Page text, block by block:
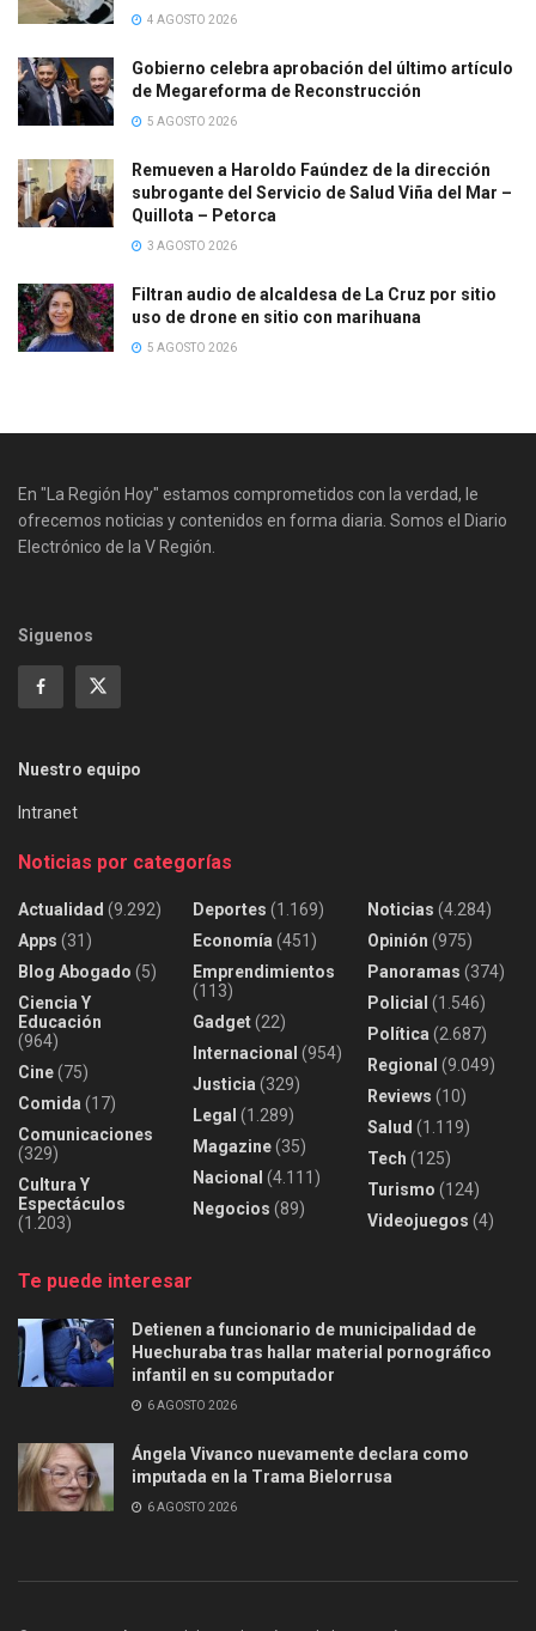
4 AGOSTO 2026
Gobierno celebra aprobación del último artículo
de Megareforma de Reconstrucción
5 AGOSTO 2026
Remueven a Haroldo Faúndez de la dirección
subrogante del Servicio de Salud Viña del Mar –
Quillota – Petorca
3 AGOSTO 2026
Filtran audio de alcaldesa de La Cruz por sitio
uso de drone en sitio con marihuana
5 AGOSTO 2026
En "La Región Hoy" estamos comprometidos con la verdad, le
ofrecemos noticias y contenidos en forma diaria. Somos el Diario
Electrónico de la V Región.
Siguenos
Nuestro equipo
Intranet
Noticias por categorías
Actualidad (9.292)
Apps (31)
Blog Abogado (5)
Ciencia Y
Educación
(964)
Cine(75)
Comida (17)
Comunicaciones
(329)
Cultura Y
Espectáculos
(1.203)
Deportes (1.169)
Economía (451)
Emprendimientos
(113)
Gadget(22)
Internacional (954)
Justicia (329)
Legal (1.289)
Magazine(35)
Nacional (4.111)
Negocios (89)
Noticias (4.284)
Opinión (975)
Panoramas (374)
Policial (1.546)
Política (2.687)
Regional (9.049)
Reviews (10)
Salud (1.119)
Tech (125)
Turismo (124)
Videojuegos (4)
Te puede interesar
Detienen a funcionario de municipalidad de
Huechuraba tras hallar material pornográfico
infantil en su computador
6 AGOSTO 2026
Ángela Vivanco nuevamente declara como
imputada en la Trama Bielorrusa
6 AGOSTO 2026